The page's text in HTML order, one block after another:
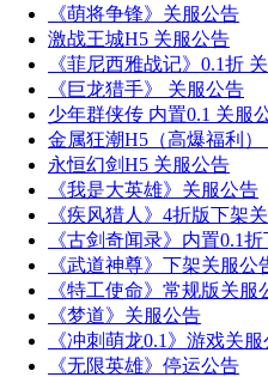
《萌将争锋》关服公告
激战王城H5 关服公告
《菲尼西雅战记》0.1折
《巨龙猎手》 关服公告
少年群侠传 内置0.1 关服
金属狂潮H5（高爆福利）
永恒幻剑H5 关服公告
《我是大英雄》关服公告
《疾风猎人》4折版下架
《古剑奇闻录》内置0.1
《武道神尊》下架关服公
《特工使命》常规版关服
《梦道》关服公告
《冲刺萌龙0.1》游戏关
《无限英雄》停运公告